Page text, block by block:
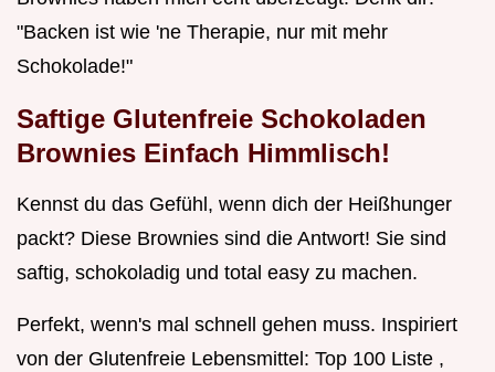
"Backen ist wie 'ne Therapie, nur mit mehr
Schokolade!"
Saftige Glutenfreie Schokoladen
Brownies Einfach Himmlisch!
Kennst du das Gefühl, wenn dich der Heißhunger
packt? Diese Brownies sind die Antwort! Sie sind
saftig, schokoladig und total easy zu machen.
Perfekt, wenn's mal schnell gehen muss. Inspiriert
von der Glutenfreie Lebensmittel: Top 100 Liste ,